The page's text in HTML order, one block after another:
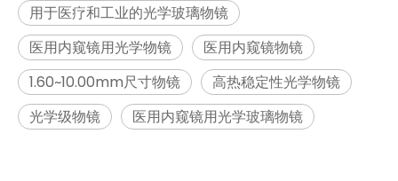
用于医疗和工业的光学玻璃物镜
医用内窥镜用光学物镜
医用内窥镜物镜
1.60~10.00mm尺寸物镜
高热稳定性光学物镜
光学级物镜
医用内窥镜用光学玻璃物镜